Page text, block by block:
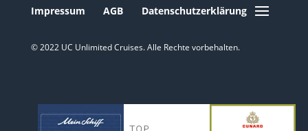
Impressum AGB Datenschutzerklärung
© 2022 UC Unlimited Cruises. Alle Rechte vorbehalten.